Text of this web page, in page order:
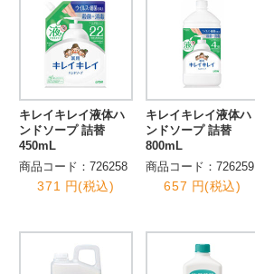
キレイキレイ液体ハ
ンドソープ 詰替
450mL
商品コード：726258
371 円(税込)
キレイキレイ液体ハ
ンドソープ 詰替
800mL
商品コード：726259
657 円(税込)